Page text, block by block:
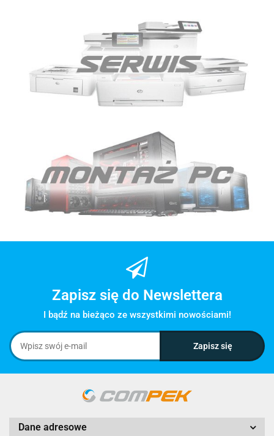
Zapisz się do Newslettera
I bądź na bieżąco ze wszystkimi nowościami!
Dane adresowe